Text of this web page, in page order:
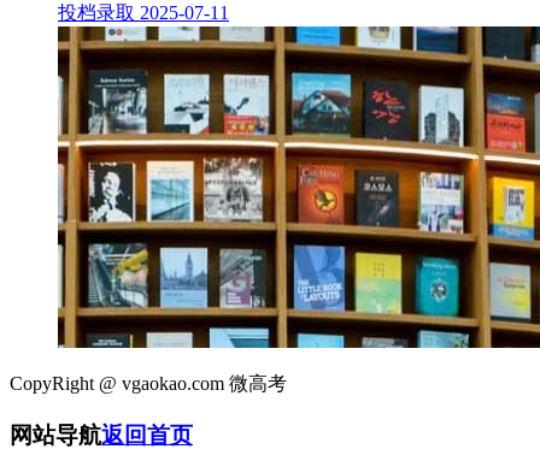
投档录取 2025-07-11
CopyRight @ vgaokao.com 微高考
网站导航返回首页